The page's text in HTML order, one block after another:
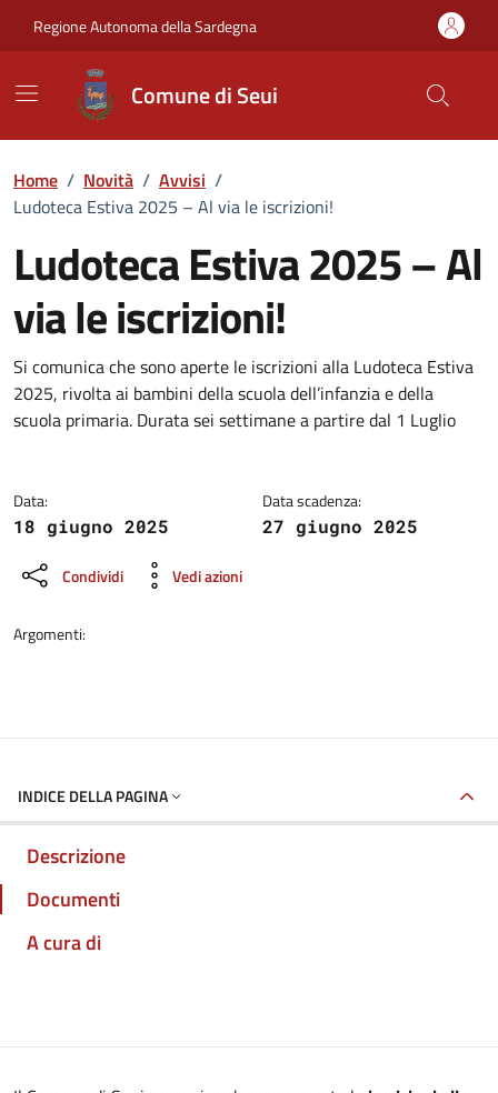
Regione Autonoma della Sardegna
Comune di Seui
Home / Novità / Avvisi /
Ludoteca Estiva 2025 – Al via le iscrizioni!
Ludoteca Estiva 2025 – Al
via le iscrizioni!
Dettagli della notizia
Si comunica che sono aperte le iscrizioni alla Ludoteca Estiva
2025, rivolta ai bambini della scuola dell’infanzia e della
scuola primaria. Durata sei settimane a partire dal 1 Luglio
Data:
18 giugno 2025
Data scadenza:
27 giugno 2025
Condividi Vedi azioni
Argomenti:
INDICE DELLA PAGINA
Descrizione
Documenti
A cura di